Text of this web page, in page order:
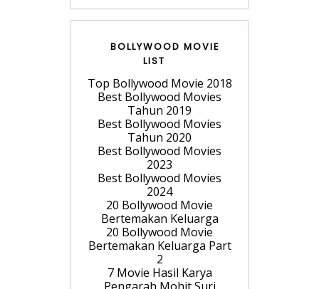
BOLLYWOOD MOVIE
LIST
Top Bollywood Movie 2018
Best Bollywood Movies
Tahun 2019
Best Bollywood Movies
Tahun 2020
Best Bollywood Movies
2023
Best Bollywood Movies
2024
20 Bollywood Movie
Bertemakan Keluarga
20 Bollywood Movie
Bertemakan Keluarga Part
2
7 Movie Hasil Karya